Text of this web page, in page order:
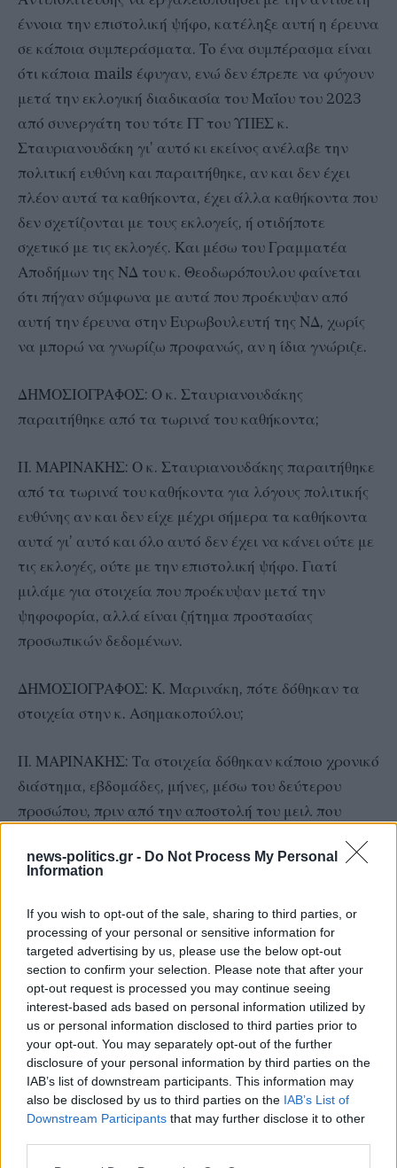
news-politics.gr - Do Not Process My Personal
Information
If you wish to opt-out of the sale, sharing to third parties, or
processing of your personal or sensitive information for
targeted advertising by us, please use the below opt-out
section to confirm your selection. Please note that after your
opt-out request is processed you may continue seeing
interest-based ads based on personal information utilized by
us or personal information disclosed to third parties prior to
your opt-out. You may separately opt-out of the further
disclosure of your personal information by third parties on the
IAB’s list of downstream participants. This information may
also be disclosed by us to third parties on the IAB’s List of
Downstream Participants that may further disclose it to other
έννοια την επιστολική ψήφο, κατέληξε αυτή η έρευνα
σε κάποια συμπεράσματα. Το ένα συμπέρασμα είναι
ότι κάποια mails έφυγαν, ενώ δεν έπρεπε να φύγουν
μετά την εκλογική διαδικασία του Μαΐου του 2023
από συνεργάτη του τότε ΓΓ του ΥΠΕΣ κ.
Σταυριανουδάκη γι’ αυτό κι εκείνος ανέλαβε την
πολιτική ευθύνη και παραιτήθηκε, αν και δεν έχει
πλέον αυτά τα καθήκοντα, έχει άλλα καθήκοντα που
δεν σχετίζονται με τους εκλογείς, ή οτιδήποτε
σχετικό με τις εκλογές. Και μέσω του Γραμματέα
Αποδήμων της ΝΔ του κ. Θεοδωρόπουλου φαίνεται
ότι πήγαν σύμφωνα με αυτά που προέκυψαν από
αυτή την έρευνα στην Ευρωβουλευτή της ΝΔ, χωρίς
να μπορώ να γνωρίζω προφανώς, αν η ίδια γνώριζε.
ΔΗΜΟΣΙΟΓΡΑΦΟΣ: Ο κ. Σταυριανουδάκης
παραιτήθηκε από τα τωρινά του καθήκοντα;
Π. ΜΑΡΙΝΑΚΗΣ: Ο κ. Σταυριανουδάκης παραιτήθηκε
από τα τωρινά του καθήκοντα για λόγους πολιτικής
ευθύνης αν και δεν είχε μέχρι σήμερα τα καθήκοντα
αυτά γι’ αυτό και όλο αυτό δεν έχει να κάνει ούτε με
τις εκλογές, ούτε με την επιστολική ψήφο. Γιατί
μιλάμε για στοιχεία που προέκυψαν μετά την
ψηφοφορία, αλλά είναι ζήτημα προστασίας
προσωπικών δεδομένων.
ΔΗΜΟΣΙΟΓΡΑΦΟΣ: Κ. Μαρινάκη, πότε δόθηκαν τα
στοιχεία στην κ. Ασημακοπούλου;
Π. ΜΑΡΙΝΑΚΗΣ: Τα στοιχεία δόθηκαν κάποιο χρονικό
διάστημα, εβδομάδες, μήνες, μέσω του δεύτερου
προσώπου, πριν από την αποστολή του μειλ που
πριν, από ό,τι έχουμε καταλάβει που το
διαδικασιών του 2023. Είναι στοιχεία τα οποία
προέκυψαν μετά την εκλογική διαδικασία. Έχει πολύ
μεγάλη σημασία για να μην γίνει απόπειρα
εργαλειοποίησης. Ένα πράγμα είναι οι εκλογές, ένα
πράγμα είναι τα στοιχεία που προκύπτουν μετά τις
εκλογές.
Άρα είναι ζήτημα προστασίας προσωπικών
δεδομένων. Δεν είναι ζήτημα ασφάλειας εκλογών.
Δεν έχει καμία σχέση με την επιστολική ψήφο γιατί